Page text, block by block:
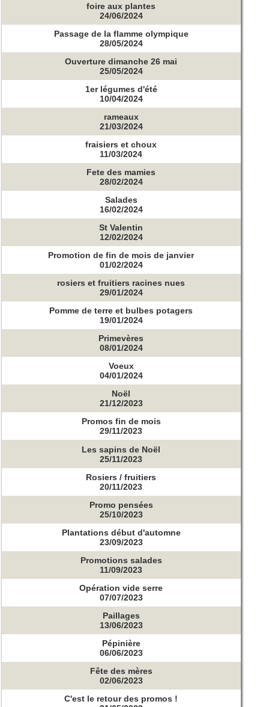
foire aux plantes
24/06/2024
Passage de la flamme olympique
28/05/2024
Ouverture dimanche 26 mai
25/05/2024
1er légumes d'été
10/04/2024
rameaux
21/03/2024
fraisiers et choux
11/03/2024
Fete des mamies
28/02/2024
Salades
16/02/2024
St Valentin
12/02/2024
Promotion de fin de mois de janvier
01/02/2024
rosiers et fruitiers racines nues
29/01/2024
Pomme de terre et bulbes potagers
19/01/2024
Primevères
08/01/2024
Voeux
04/01/2024
Noël
21/12/2023
Promos fin de mois
29/11/2023
Les sapins de Noël
25/11/2023
Rosiers / fruitiers
20/11/2023
Promo pensées
25/10/2023
Plantations début d'automne
23/09/2023
Promotions salades
11/09/2023
Opération vide serre
07/07/2023
Paillages
13/06/2023
Pépinière
06/06/2023
Fête des mères
02/06/2023
C'est le retour des promos !